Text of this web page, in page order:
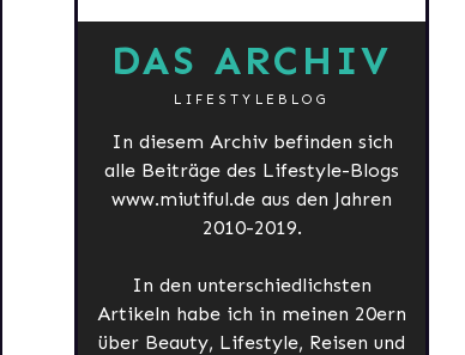
DAS ARCHIV
LIFESTYLEBLOG
In diesem Archiv befinden sich
alle Beiträge des Lifestyle-Blogs
www.miutiful.de aus den Jahren
2010-2019.
In den unterschiedlichsten
Artikeln habe ich in meinen 20ern
über Beauty, Lifestyle, Reisen und